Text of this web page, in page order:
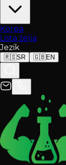
Korpa
Lista želja
Jezik
🇷🇸SR 🇬🇧EN